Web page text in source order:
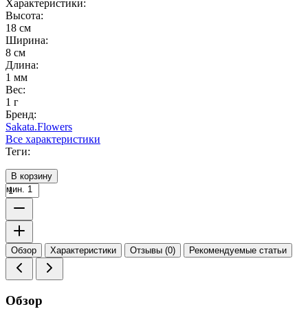
Характеристики:
Высота:
18 см
Ширина:
8 см
Длина:
1 мм
Вес:
1 г
Бренд:
Sakata.Flowers
Все характеристики
Теги:
В корзину
мин. 1
Обзор Характеристики Отзывы (0) Рекомендуемые статьи
Обзор